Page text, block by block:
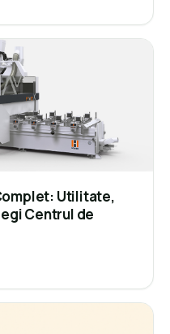
Utilitate,
Centrul de